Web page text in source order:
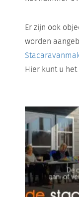
Er zijn ook
worden
Hier kunt u